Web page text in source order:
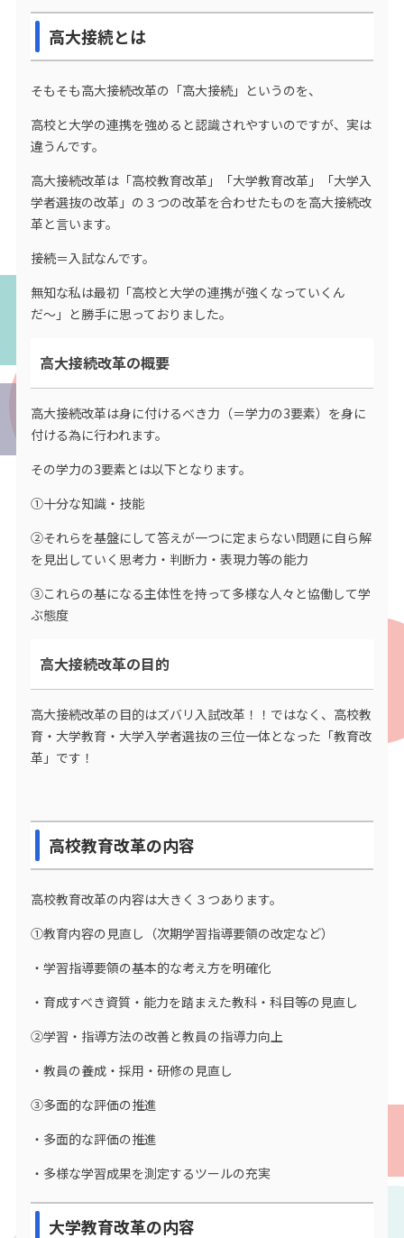
高大接続とは
そもそも高大接続改革の「高大接続」というのを、
高校と大学の連携を強めると認識されやすいのですが、実は
違うんです。
高大接続改革は「高校教育改革」「大学教育改革」「大学入
学者選抜の改革」の３つの改革を合わせたものを高大接続改
革と言います。
接続＝入試なんです。
無知な私は最初「高校と大学の連携が強くなっていくん
だ〜」と勝手に思っておりました。
高大接続改革の概要
高大接続改革は身に付けるべき力（＝学力の3要素）を身に
付ける為に行われます。
その学力の3要素とは以下となります。
①十分な知識・技能
②それらを基盤にして答えが一つに定まらない問題に自ら解
を見出していく思考力・判断力・表現力等の能力
③これらの基になる主体性を持って多様な人々と協働して学
ぶ態度
高大接続改革の目的
高大接続改革の目的はズバリ入試改革！！ではなく、高校教
育・大学教育・大学入学者選抜の三位一体となった「教育改
革」です！
高校教育改革の内容
高校教育改革の内容は大きく３つあります。
①教育内容の見直し（次期学習指導要領の改定など）
・学習指導要領の基本的な考え方を明確化
・育成すべき資質・能力を踏まえた教科・科目等の見直し
②学習・指導方法の改善と教員の指導力向上
・教員の養成・採用・研修の見直し
③多面的な評価の推進
・多面的な評価の推進
・多様な学習成果を測定するツールの充実
大学教育改革の内容